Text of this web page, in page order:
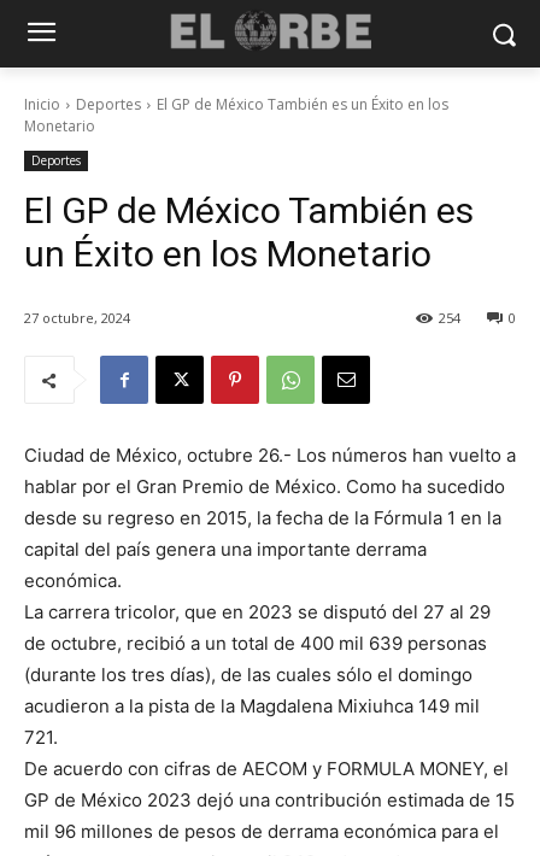
Inicio Deportes
El GP de México También es un Éxito en los
Monetario
Deportes
El GP de México También es
un Éxito en los Monetario
27 octubre, 2024 0
254
Ciudad de México, octubre 26.- Los números han vuelto a
hablar por el Gran Premio de México. Como ha sucedido
desde su regreso en 2015, la fecha de la Fórmula 1 en la
capital del país genera una importante derrama
económica.
La carrera tricolor, que en 2023 se disputó del 27 al 29
de octubre, recibió a un total de 400 mil 639 personas
(durante los tres días), de las cuales sólo el domingo
acudieron a la pista de la Magdalena Mixiuhca 149 mil
721.
De acuerdo con cifras de AECOM y FORMULA MONEY, el
GP de México 2023 dejó una contribución estimada de 15
mil 96 millones de pesos de derrama económica para el